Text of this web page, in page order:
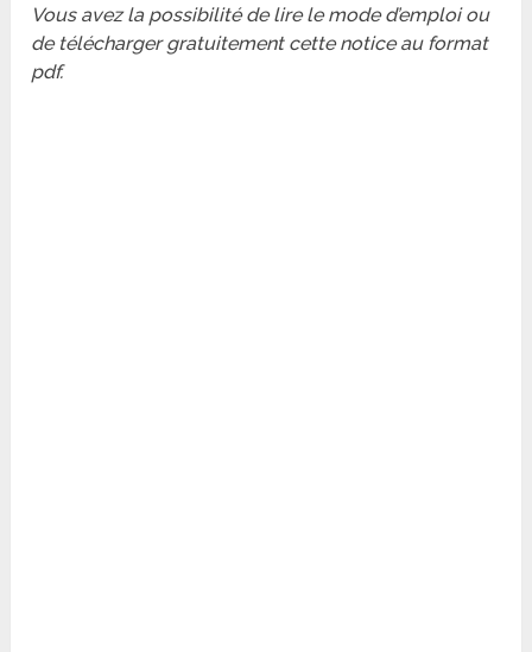
Vous avez la possibilité de lire le mode d’emploi ou
de télécharger gratuitement cette notice au format
pdf.